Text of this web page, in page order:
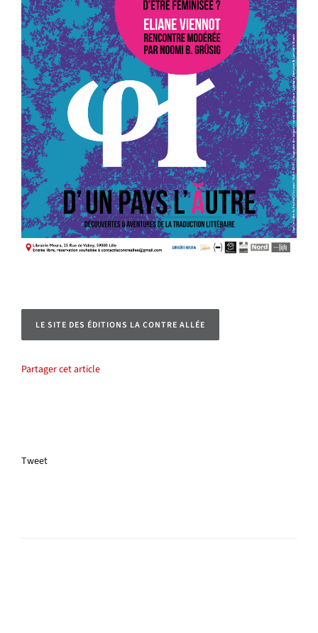
LE SITE DES ÉDITIONS LA CONTRE ALLÉE
Partager cet article
Tweet